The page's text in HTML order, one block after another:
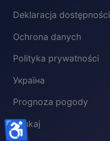
Deklaracja dostępności
Ochrona danych
Polityka prywatności
Україна
Prognoza pogody
Szukaj